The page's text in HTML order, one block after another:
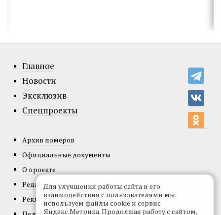
Главное
Новости
Эксклюзив
Спецпроекты
Архив номеров
Официальные документы
О проекте
Редакция
Реклама
Для улучшения работы сайта и его
взаимодействия с пользователями мы
используем файлы cookie и сервис
Яндекс.Метрика. Продолжая работу с сайтом,